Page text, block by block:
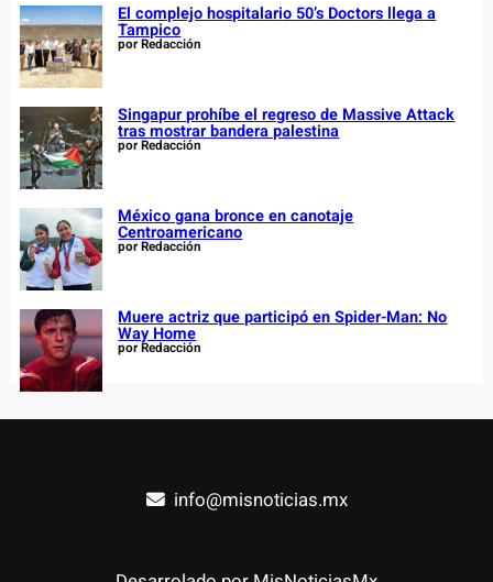
El complejo hospitalario 50’s Doctors llega a
Tampico
por Redacción
Singapur prohíbe el regreso de Massive Attack
tras mostrar bandera palestina
por Redacción
México gana bronce en canotaje
Centroamericano
por Redacción
Muere actriz que participó en Spider-Man: No
Way Home
por Redacción
info@misnoticias.mx